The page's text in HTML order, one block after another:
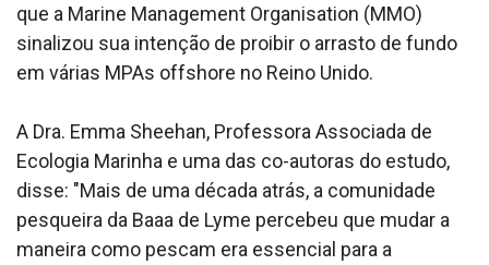
que a Marine Management Organisation (MMO)
sinalizou sua intenção de proibir o arrasto de fundo
em várias MPAs offshore no Reino Unido.
A Dra. Emma Sheehan, Professora Associada de
Ecologia Marinha e uma das co-autoras do estudo,
disse: "Mais de uma década atrás, a comunidade
pesqueira da Baa­a de Lyme percebeu que mudar a
maneira como pescam era essencial para a